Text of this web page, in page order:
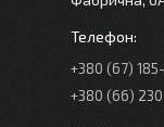
+380 (67)
+380 (66)